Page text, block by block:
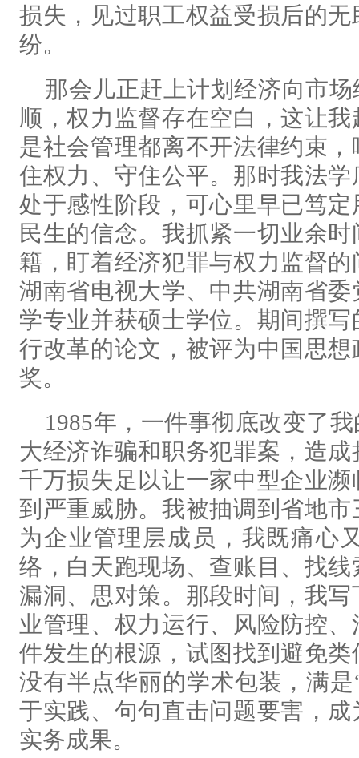
损失，见过职工权益受损后的
纷。
那会儿正赶上计划经济向市
顺，权力监督存在空白，这让
是社会管理都离不开法律约束
住权力、守住公平。那时我法
处于感性阶段，可心里早已笃
民生的信念。我抓紧一切业余
籍，盯着经济犯罪与权力监督
湖南省电视大学、中共湖南省
学专业并获硕士学位。期间撰
行改革的论文，被评为中国思
奖。
1985年，一件事彻底改变了
大经济诈骗和职务犯罪案，造
千万损失足以让一家中型企业
到严重威胁。我被抽调到省地
为企业管理层成员，我既痛心
络，白天跑现场、查账目、找
漏洞、思对策。那段时间，我
业管理、权力运行、风险防控
件发生的根源，试图找到避免
没有半点华丽的学术包装，满
于实践、句句直击问题要害，
实务成果。